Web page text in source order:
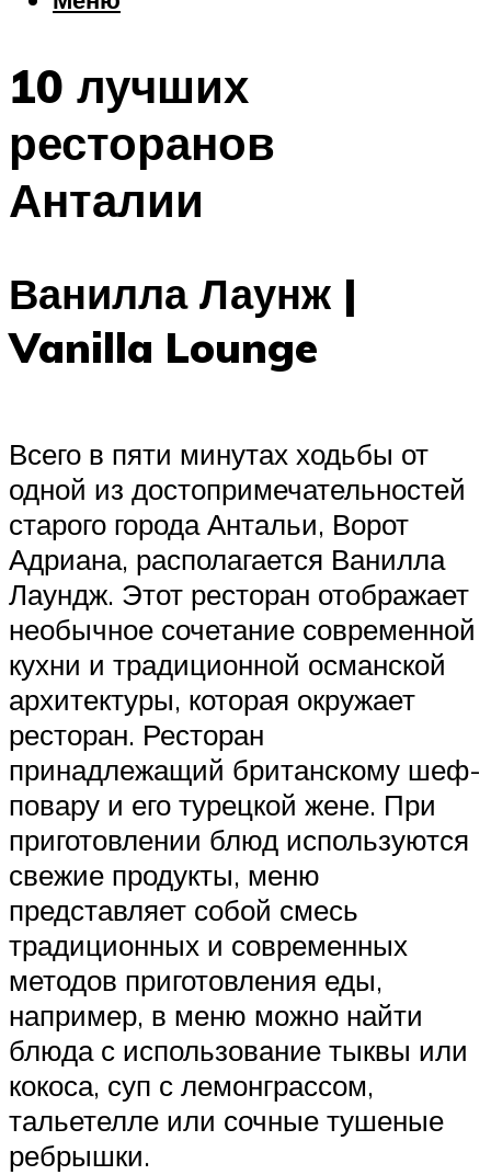
Шоппинг
Что посетить
Меню
10 лучших
ресторанов
Анталии
Ванилла Лаунж |
Vanilla Lounge
Всего в пяти минутах ходьбы от
одной из достопримечательностей
старого города Антальи, Ворот
Адриана, располагается Ванилла
Лаундж. Этот ресторан отображает
необычное сочетание современной
кухни и традиционной османской
архитектуры, которая окружает
ресторан. Ресторан
принадлежащий британскому шеф-
повару и его турецкой жене. При
приготовлении блюд используются
свежие продукты, меню
представляет собой смесь
традиционных и современных
методов приготовления еды,
например, в меню можно найти
блюда с использование тыквы или
кокоса, суп с лемонграссом,
тальетелле или сочные тушеные
ребрышки.